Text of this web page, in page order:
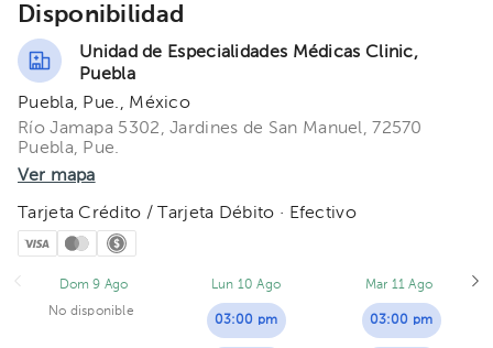
Disponibilidad
Unidad de Especialidades Médicas Clinic,
Puebla
Puebla, Pue., México
Río Jamapa 5302, Jardines de San Manuel, 72570
Puebla, Pue.
Ver mapa
Tarjeta Crédito / Tarjeta Débito · Efectivo
Dom 9 Ago
No disponible
Lun 10 Ago
03:00 pm
Mar 11 Ago
03:00 pm